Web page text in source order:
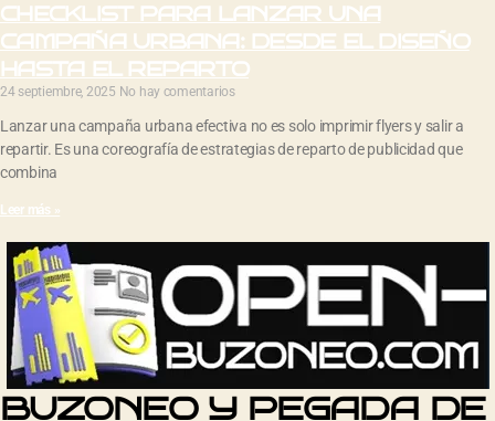
CHECKLIST PARA LANZAR UNA
CAMPAÑA URBANA: DESDE EL DISEÑO
HASTA EL REPARTO
24 septiembre, 2025 No hay comentarios
Lanzar una campaña urbana efectiva no es solo imprimir flyers y salir a
repartir. Es una coreografía de estrategias de reparto de publicidad que
combina
Leer más »
BUZONEO Y PEGADA DE